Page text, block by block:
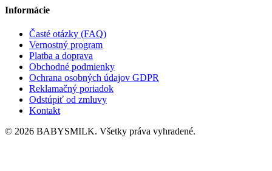
Informácie
Časté otázky (FAQ)
Vernostný program
Platba a doprava
Obchodné podmienky
Ochrana osobných údajov GDPR
Reklamačný poriadok
Odstúpiť od zmluvy
Kontakt
© 2026 BABYSMILK. Všetky práva vyhradené.